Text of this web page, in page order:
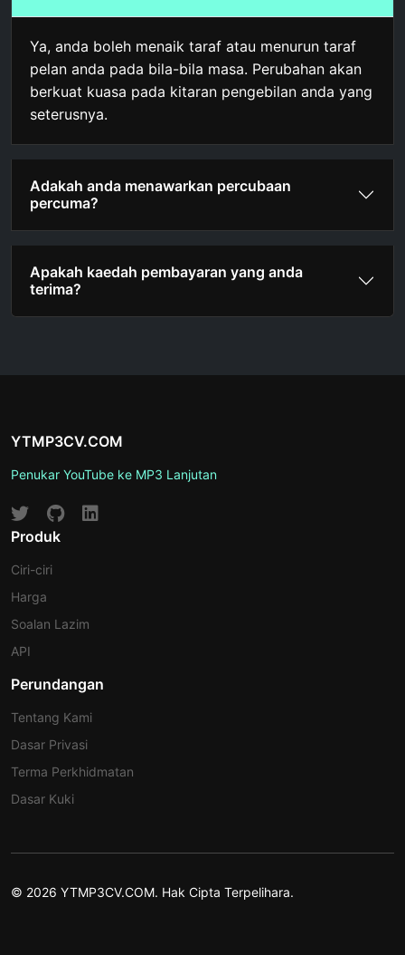
Ya, anda boleh menaik taraf atau menurun taraf
pelan anda pada bila-bila masa. Perubahan akan
berkuat kuasa pada kitaran pengebilan anda yang
seterusnya.
Adakah anda menawarkan percubaan
percuma?
Apakah kaedah pembayaran yang anda
terima?
YTMP3CV.COM
Penukar YouTube ke MP3 Lanjutan
Produk
Ciri-ciri
Harga
Soalan Lazim
API
Perundangan
Tentang Kami
Dasar Privasi
Terma Perkhidmatan
Dasar Kuki
© 2026 YTMP3CV.COM. Hak Cipta Terpelihara.